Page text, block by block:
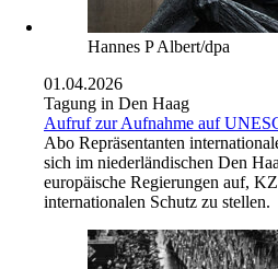
Hannes P Albert/dpa
01.04.2026
Tagung in Den Haag
Aufruf zur Aufnahme auf
Abo Repräsentanten
sich im niederländischen Den
europäische Regierungen auf,
internationalen Schutz zu stellen.